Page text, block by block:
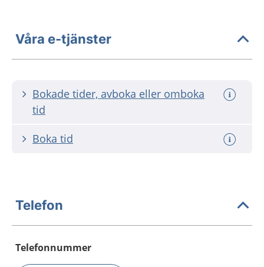
Våra e-tjänster
Bokade tider, avboka eller omboka
tid
Boka tid
Telefon
Telefonnummer